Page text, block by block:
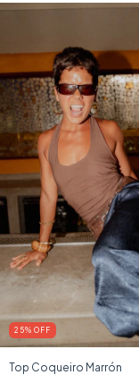
25% OFF
Top Coqueiro Marrón